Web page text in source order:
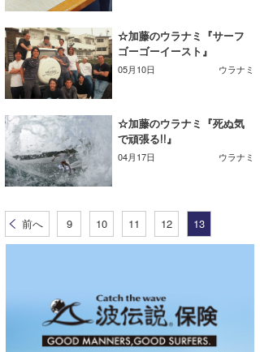
☆加藤のウラナミ『サーフ
ゴーゴーイースト』
05月10日 ウラナミ
☆加藤のウラナミ『死ぬ気
で頑張る!!』
04月17日 ウラナミ
前へ 9 10 11 12 13